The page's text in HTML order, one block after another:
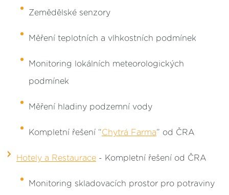
Zemědělské senzory
Měření teplotních a vlhkostních podmínek
Monitoring lokálních meteorologických
podmínek
Měření hladiny podzemní vody
Kompletní řešení “Chytrá Farma” od ČRA
Hotely a Restaurace - Kompletní řešení od ČRA
Monitoring skladovacích prostor pro potraviny